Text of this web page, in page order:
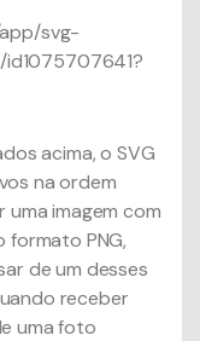
svg-
acima, o SVG
na ordem
uma imagem com
PNG,
de um desses
receber
uma foto